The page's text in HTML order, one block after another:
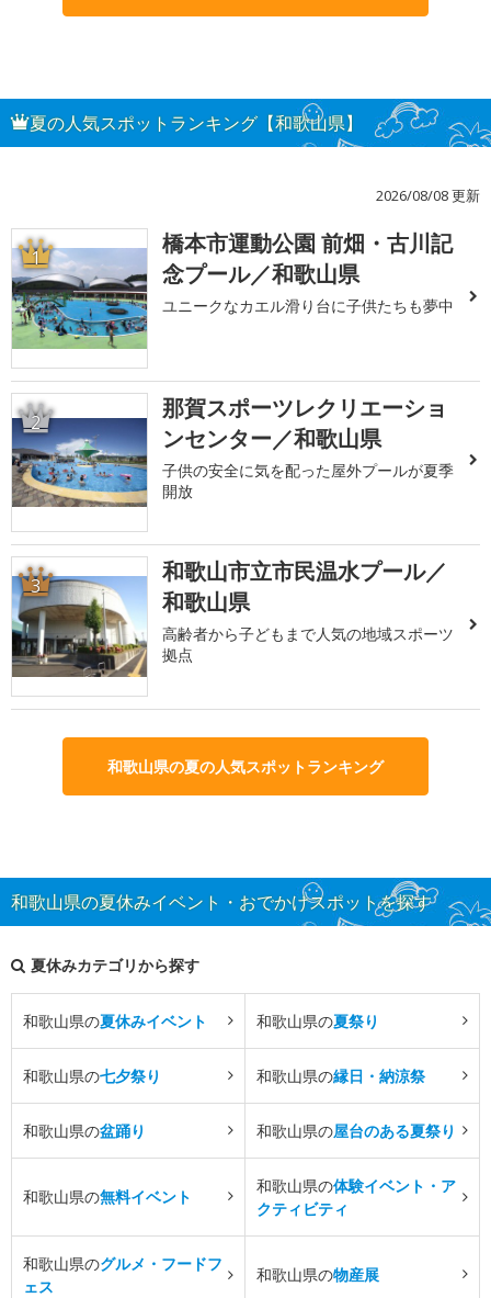
夏の人気スポットランキング【和歌山県】
2026/08/08 更新
1
橋本市運動公園 前畑・古川記
念プール／和歌山県
ユニークなカエル滑り台に子供たちも夢中
2
那賀スポーツレクリエーショ
ンセンター／和歌山県
子供の安全に気を配った屋外プールが夏季
開放
3
和歌山市立市民温水プール／
和歌山県
高齢者から子どもまで人気の地域スポーツ
拠点
和歌山県の夏の人気スポットランキング
和歌山県の夏休みイベント・おでかけスポットを探す
夏休みカテゴリから探す
和歌山県の夏休みイベント 和歌山県の夏祭り
和歌山県の七夕祭り 和歌山県の縁日・納涼祭
和歌山県の盆踊り 和歌山県の屋台のある夏祭り
和歌山県の無料イベント
和歌山県の体験イベント・ア
クティビティ
和歌山県のグルメ・フードフ
ェス
和歌山県の物産展